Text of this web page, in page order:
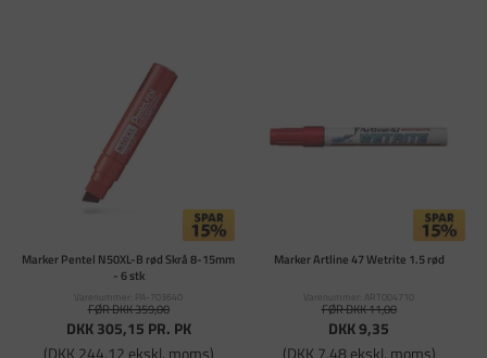
Marker Pentel N50XL-B rød Skrå 8-15mm
- 6 stk
Varenummer: PA-703640
FØR DKK 359,00
DKK 305,15 PR. PK
Marker Artline 47 Wetrite 1.5 rød
Varenummer: ART004710
FØR DKK 11,00
DKK 9,35